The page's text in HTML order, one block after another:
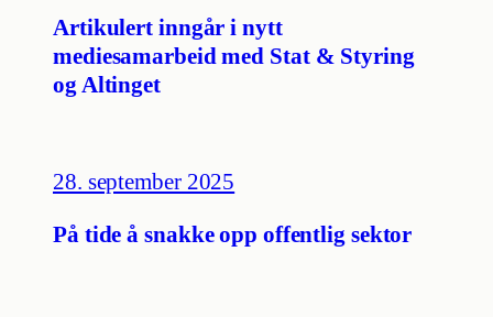
Artikulert inngår i nytt
mediesamarbeid med Stat & Styring
og Altinget
28. september 2025
På tide å snakke opp offentlig sektor